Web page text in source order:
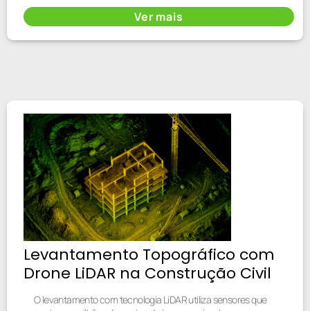
Ver mais
Levantamento Topográfico com
Drone LiDAR na Construção Civil
O levantamento com tecnologia LiDAR utiliza sensores que